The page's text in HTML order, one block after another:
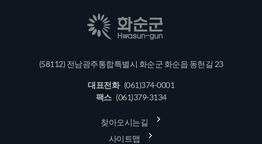
(58112) 전남광주통합특별시 화순군 화순읍 동헌길 23
대표전화 (061)374-0001
팩스 (061)379-3134
찾아오시는길
사이트맵